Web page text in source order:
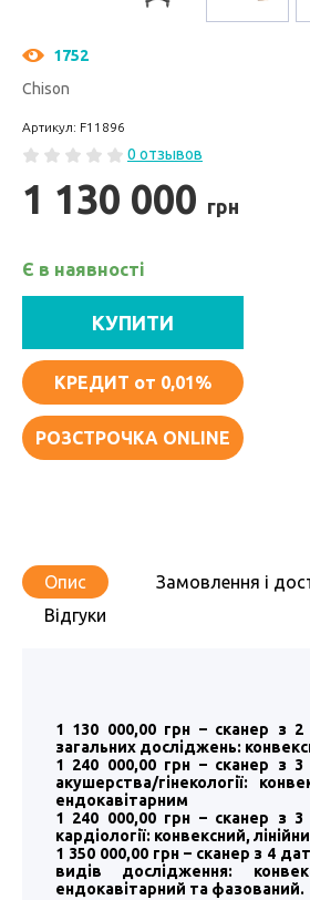
1752
Chison
Артикул: F11896
0 отзывов
1 130 000 грн
Є в наявності
КУПИТИ
КРЕДИТ от 0,01%
РОЗСТРОЧКА ONLINE
Опис
Замовлення і
Відгуки
1 130 000,00 грн – сканер з
загальних досліджень:
1 240 000,00 грн – сканер з
акушерства/гінекології:
ендокавітарним
1 240 000,00 грн – сканер з
кардіології: конвексний,
1 350 000,00 грн – сканер з 4
видів дослідження:
ендокавітарний та фазований.